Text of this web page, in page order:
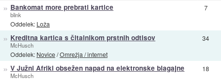
» Bankomat more prebrati kartice
blink
Oddelek: Loža
7
» Kreditna kartica s čitalnikom prstnih odtisov
McHusch
Oddelek: Novice/Omrežja / internet
34
» V Južni Afriki obsežen napad na elektronske blagajne
McHusch
18